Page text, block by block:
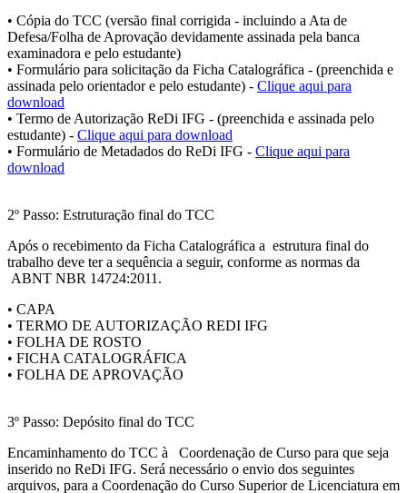
• Cópia do TCC (versão final corrigida - incluindo a Ata de
Defesa/Folha de Aprovação devidamente assinada pela banca
examinadora e pelo estudante)
• Formulário para solicitação da Ficha Catalográfica - (preenchida e
assinada pelo orientador e pelo estudante) - Clique aqui para
download
• Termo de Autorização ReDi IFG - (preenchida e assinada pelo
estudante) - Clique aqui para download
• Formulário de Metadados do ReDi IFG - Clique aqui para
download
2º Passo: Estruturação final do TCC
Após o recebimento da Ficha Catalográfica a estrutura final do
trabalho deve ter a sequência a seguir, conforme as normas da
ABNT NBR 14724:2011.
• CAPA
• TERMO DE AUTORIZAÇÃO REDI IFG
• FOLHA DE ROSTO
• FICHA CATALOGRÁFICA
• FOLHA DE APROVAÇÃO
3º Passo: Depósito final do TCC
Encaminhamento do TCC à Coordenação de Curso para que seja
inserido no ReDi IFG. Será necessário o envio dos seguintes
arquivos, para a Coordenação do Curso Superior de Licenciatura em